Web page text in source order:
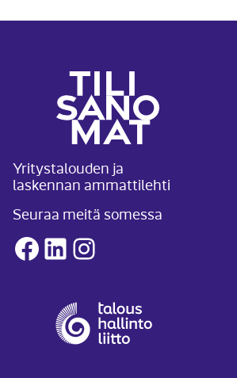
Yritystalouden ja
laskennan ammattilehti
Seuraa meitä somessa
Facebook
LinkedInInstagram